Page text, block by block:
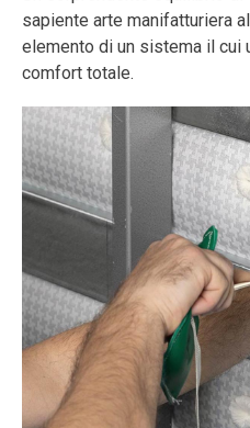
sapiente arte manifatturiera
elemento di un sistema il cui
comfort totale.